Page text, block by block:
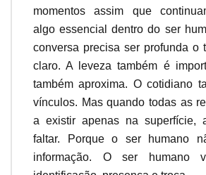
momentos assim que
algo essencial dentro do ser
conversa precisa ser profunda o
claro. A leveza também é
também aproxima. O cotidiano
vínculos. Mas quando todas as
a existir apenas na superfície,
faltar. Porque o ser humano
informação. O ser humano